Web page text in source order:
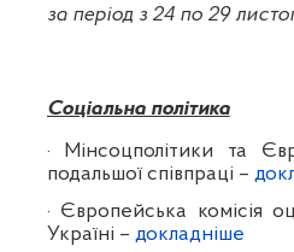
за період з 24 по 29
Соціальна політика
· Мінсоцполітики та
подальшої співпраці –
· Європейська комісія
Україні – докладніше